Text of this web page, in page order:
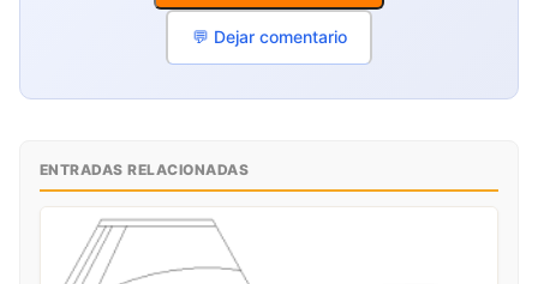
💬 Dejar comentario
ENTRADAS RELACIONADAS